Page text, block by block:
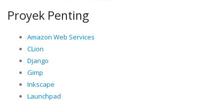
Proyek Penting
Amazon Web Services
CLion
Django
Gimp
Inkscape
Launchpad